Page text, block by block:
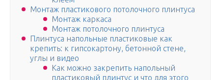
Монтаж пластикового потолочного плинтуса
Монтаж каркаса
Монтаж потолочного плинтуса
Плинтуса напольные пластиковые как
крепить: к гипсокартону, бетонной стене,
углы и видео
Как можно закрепить напольный
пластиковый плинтус и что для этого